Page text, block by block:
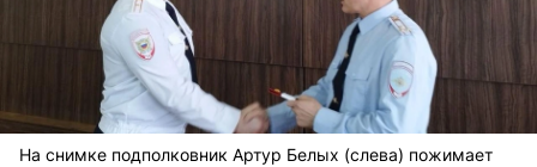
На снимке подполковник Артур Белых (слева) пожимает